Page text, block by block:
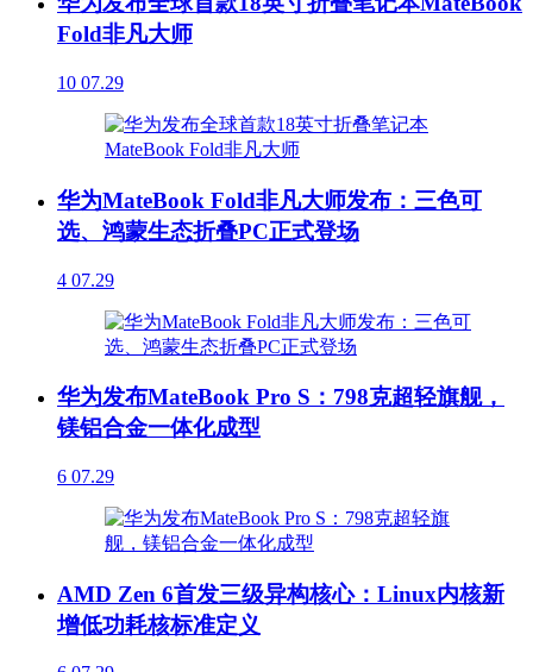
Fold非凡大师
10 07.29
华为MateBook Fold非凡大师发布：三色可
选、鸿蒙生态折叠PC正式登场
4 07.29
华为发布MateBook Pro S：798克超轻旗舰，
镁铝合金一体化成型
6 07.29
AMD Zen 6首发三级异构核心：Linux内核新
增低功耗核标准定义